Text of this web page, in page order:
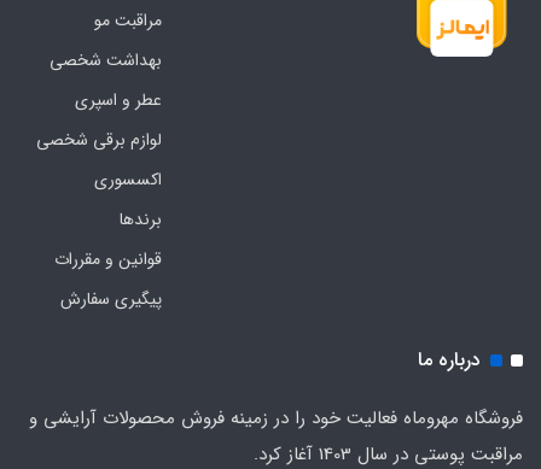
مراقبت مو
بهداشت شخصی
عطر و اسپری
لوازم برقی شخصی
اکسسوری
برندها
قوانین و مقررات
پیگیری سفارش
درباره ما
فروشگاه مهروماه فعالیت خود را در زمینه فروش محصولات آرایشی و
مراقبت پوستی در سال 1403 آغاز کرد.